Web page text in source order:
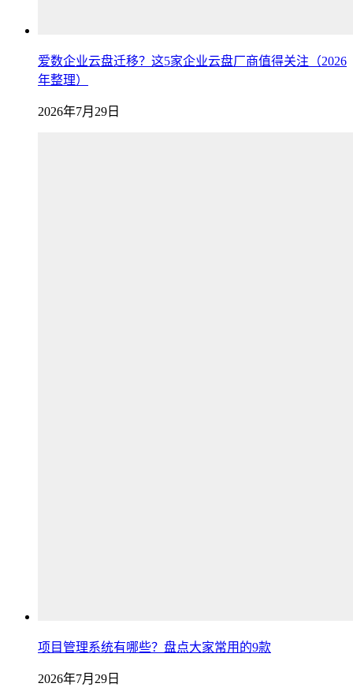
爱数企业云盘迁移？这5家企业云盘厂商值得关注（2026
年整理）
2026年7月29日
项目管理系统有哪些？盘点大家常用的9款
2026年7月29日